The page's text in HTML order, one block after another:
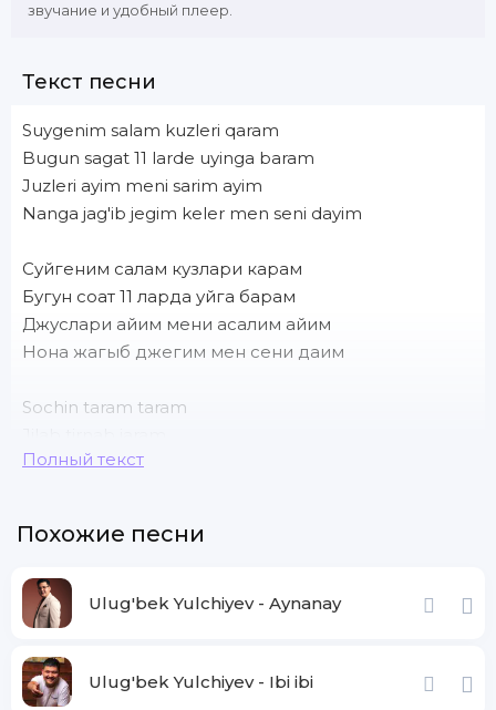
звучание и удобный плеер.
Текст песни
Suygenim salam kuzleri qaram
Bugun sagat 11 larde uyinga baram
Juzleri ayim meni sarim ayim
Nanga jag'ib jegim keler men seni dayim
Суйгеним салам кузлари карам
Бугун соат 11 ларда уйга барам
Джуслари айим мени асалим айим
Нона жагыб джегим мен сени даим
Sochin taram taram
Men senga aytdimgoy 11 larda baram
Полный текст
Похожие песни
Ulug'bek Yulchiyev - Aynanay
Ulug'bek Yulchiyev - Ibi ibi